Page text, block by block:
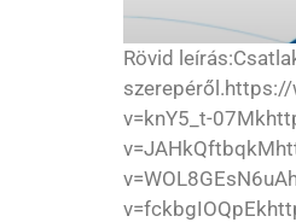
Rövid
v=knY5_t-